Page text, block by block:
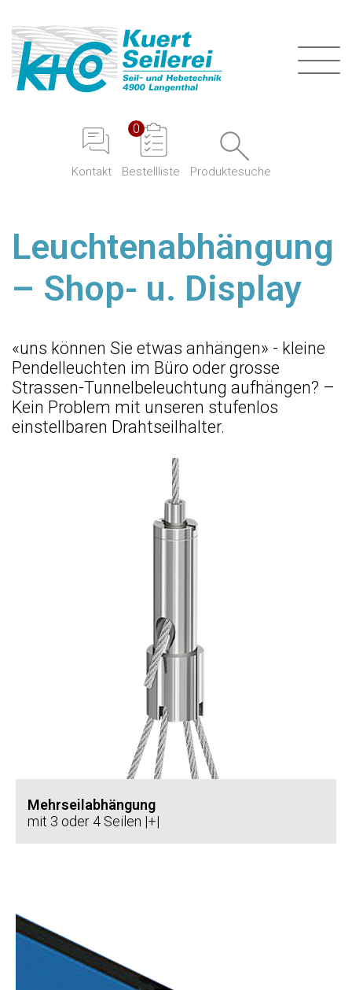
Kontakt Bestellliste
0
Produktesuche
Leuchtenabhängung
– Shop- u. Display
«uns können Sie etwas anhängen» - kleine
Pendelleuchten im Büro oder grosse
Strassen-Tunnelbeleuchtung aufhängen? –
Kein Problem mit unseren stufenlos
einstellbaren Drahtseilhalter.
Mehrseilabhängung
mit 3 oder 4 Seilen |+|